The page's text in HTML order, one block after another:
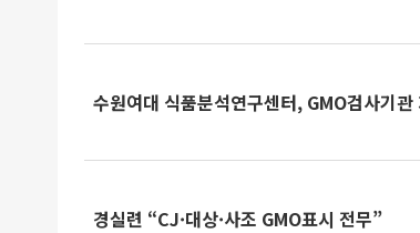
수원여대 식품분석연구센터, GMO검사기관
경실련 “CJ·대상·사조 GMO표시 전무”